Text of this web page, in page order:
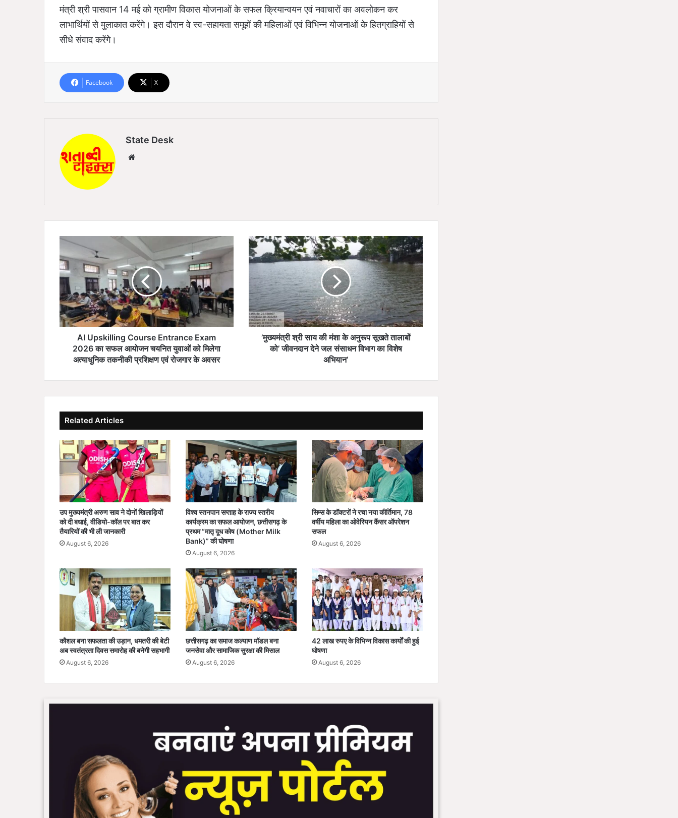
मंत्री श्री पासवान 14 मई को ग्रामीण विकास योजनाओं के सफल क्रियान्वयन एवं नवाचारों का अवलोकन कर
लाभार्थियों से मुलाकात करेंगे। इस दौरान वे स्व-सहायता समूहों की महिलाओं एवं विभिन्न योजनाओं के हितग्राहियों से
सीधे संवाद करेंगेे।
Facebook X
State Desk
A
U
p
s
k
i
l
l
o
s
E
n
t
r
a
c
E
x
m
0
2
ल
आ
यो
ज
AI Upskilling Course Entrance Exam
2026 का सफल आयोजन चयनित युवाओं को मिलेगा
अत्याधुनिक तकनीकी प्रशिक्षण एवं रोजगार के अवसर
’
मु
ख्य
त्री
श्री
सा
य
की
नु
सू
ते
ता
ला
बों
को
’
जी
न
दा
ज
ल
सं
सा
ध
न
वि
भा
ग
न
’
’मुख्यमंत्री श्री साय की मंशा के अनुरूप सूखते तालाबों
को’ जीवनदान देने जल संसाधन विभाग का विशेष
अभियान’
Related Articles
उप मुख्यमंत्री अरुण साव ने दोनों खिलाड़ियों
को दी बधाई, वीडियो-कॉल पर बात कर
तैयारियों की भी ली जानकारी
August 6, 2026
विश्व स्तनपान सप्ताह के राज्य स्तरीय
कार्यक्रम का सफल आयोजन, छत्तीसगढ़ के
प्रथम “मातृ दूध कोष (Mother Milk
Bank)” की घोषणा
August 6, 2026
सिम्स के डॉक्टरों ने रचा नया कीर्तिमान, 78
वर्षीय महिला का ओवेरियन कैंसर ऑपरेशन
सफल
August 6, 2026
कौशल बना सफलता की उड़ान, धमतरी की बेटी
अब स्वतंत्रता दिवस समारोह की बनेगी सहभागी
August 6, 2026
छत्तीसगढ़ का समाज कल्याण मॉडल बना
जनसेवा और सामाजिक सुरक्षा की मिसाल
August 6, 2026
42 लाख रुपए के विभिन्न विकास कार्यों की हुई
घोषणा
August 6, 2026